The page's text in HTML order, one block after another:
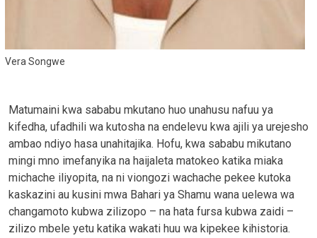
Vera Songwe
Matumaini kwa sababu mkutano huo unahusu nafuu ya
kifedha, ufadhili wa kutosha na endelevu kwa ajili ya urejesho
ambao ndiyo hasa unahitajika. Hofu, kwa sababu mikutano
mingi mno imefanyika na haijaleta matokeo katika miaka
michache iliyopita, na ni viongozi wachache pekee kutoka
kaskazini au kusini mwa Bahari ya Shamu wana uelewa wa
changamoto kubwa zilizopo – na hata fursa kubwa zaidi –
zilizo mbele yetu katika wakati huu wa kipekee kihistoria.